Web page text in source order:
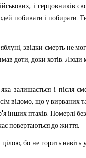
, і герцовників
побивати і побирати.
яблуні,звідки смерть не
доти, доки хотів. Люди
яка залишається і після
відомо, що у вирваних
'я інших птахів. Померлі без
повертаються до життя.
цілою,бо не горить навіть у